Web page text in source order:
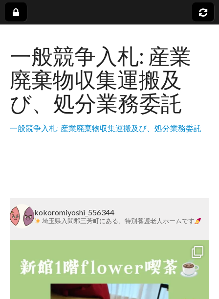
会
福
祉
蓬
莱
会
一般競争入札: 産業
廃棄物収集運搬及
び、処分業務委託
一般競争入札: 産業廃棄物収集運搬及び、処分業務委託
kokoromiyoshi_556344
埼玉県入間郡三芳町にある、特別養護老人ホームです